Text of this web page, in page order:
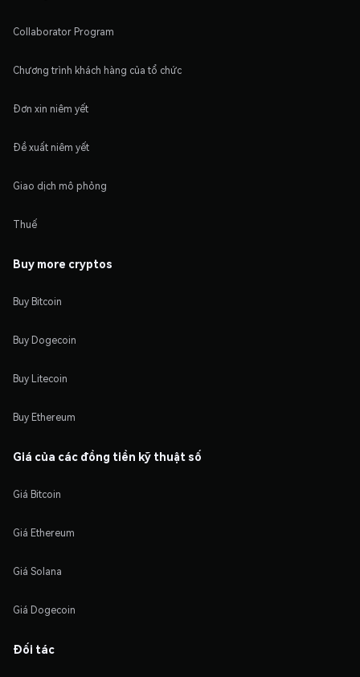
Collaborator Program
Chương trình khách hàng của tổ chức
Đơn xin niêm yết
Đề xuất niêm yết
Giao dịch mô phỏng
Thuế
Buy more cryptos
Buy Bitcoin
Buy Dogecoin
Buy Litecoin
Buy Ethereum
Giá của các đồng tiền kỹ thuật số
Giá Bitcoin
Giá Ethereum
Giá Solana
Giá Dogecoin
Đối tác